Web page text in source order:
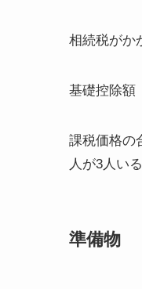
相続税がか
基礎控除額
課税価格の
人が3人い
準備物